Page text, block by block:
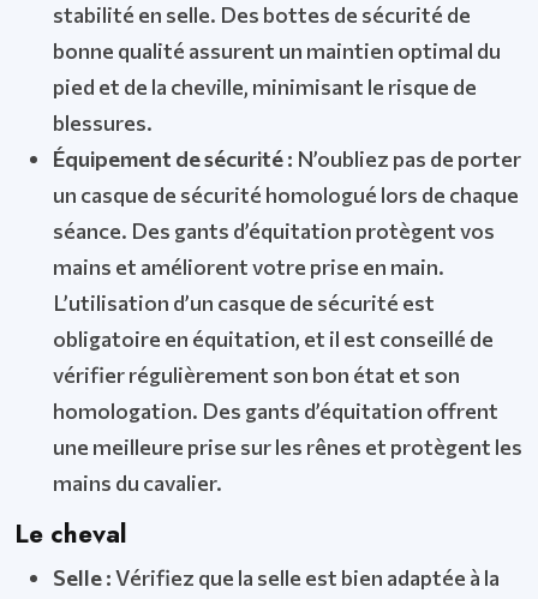
stabilité en selle. Des bottes de sécurité de
bonne qualité assurent un maintien optimal du
pied et de la cheville, minimisant le risque de
blessures.
Équipement de sécurité : N’oubliez pas de porter
un casque de sécurité homologué lors de chaque
séance. Des gants d’équitation protègent vos
mains et améliorent votre prise en main.
L’utilisation d’un casque de sécurité est
obligatoire en équitation, et il est conseillé de
vérifier régulièrement son bon état et son
homologation. Des gants d’équitation offrent
une meilleure prise sur les rênes et protègent les
mains du cavalier.
Le cheval
Selle :Vérifiez que la selle est bien adaptée à la